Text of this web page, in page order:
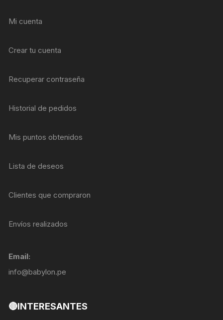
Mi cuenta
Crear tu cuenta
Recuperar contraseña
Historial de pedidos
Mis puntos obtenidos
Lista de deseos
Clientes que compraron
Envíos realizados
Email:
info@babylon.pe
🔴INTERESANTES